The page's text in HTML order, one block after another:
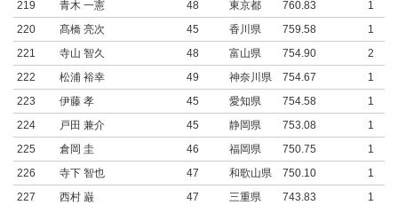
219
青木 一憲 48 東京都 760.83
1
220
髙橋 亮次 45 香川県 759.58
1
221
寺山 智久 48 富山県 754.90
2
222
松浦 裕幸 49 神奈川県 754.67
1
223
伊藤 孝 45 愛知県 754.58
1
224
戸田 兼介 45 静岡県 753.08
1
225
倉岡 圭 46 福岡県 750.75
1
226
寺下 智也 47 和歌山県 750.10
1
227
西村 巌 47 三重県 743.83
1